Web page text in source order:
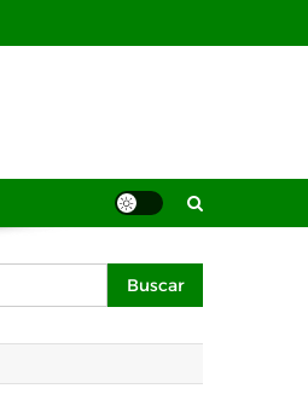
Buscar: